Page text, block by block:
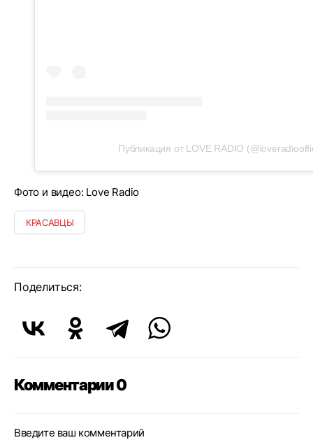
Публикация от LOVE RADIO
Фото и видео: Love Radio
КРАСАВЦЫ
Поделиться:
Комментарии 0
Введите ваш комментарий